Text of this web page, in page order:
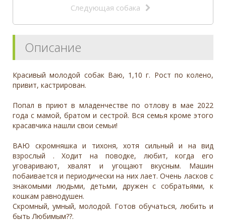
Следующая собака
Описание
Красивый молодой собак Ваю, 1,10 г. Рост по колено,
привит, кастрирован.
Попал в приют в младенчестве по отлову в мае 2022
года с мамой, братом и сестрой. Вся семья кроме этого
красавчика нашли свои семьи!
ВАЮ скромняшка и тихоня, хотя сильный и на вид
взрослый . Ходит на поводке, любит, когда его
уговаривают, хвалят и угощают вкусным. Машин
побаивается и периодически на них лает. Очень ласков с
знакомыми людьми, детьми, дружен с собратьями, к
кошкам равнодушен.
Скромный, умный, молодой. Готов обучаться, любить и
быть Любимым??.